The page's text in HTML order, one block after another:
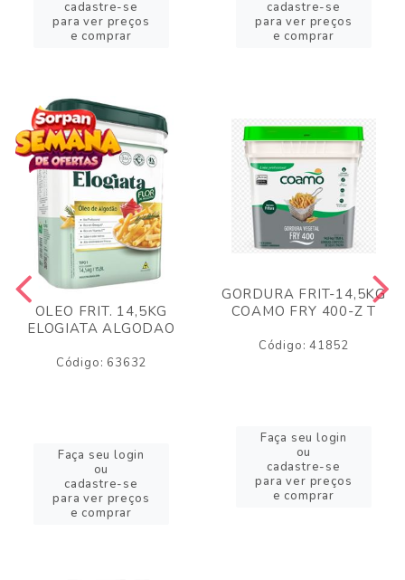
cadastre-se
para ver preços
e comprar
cadastre-se
para ver preços
e comprar
OLEO FRIT. 14,5KG
ELOGIATA ALGODAO
Código: 63632
Faça seu login
ou
cadastre-se
para ver preços
e comprar
GORDURA FRIT-14,5KG
COAMO FRY 400-Z T
Código: 41852
Faça seu login
ou
cadastre-se
para ver preços
e comprar